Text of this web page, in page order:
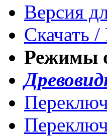
Версия
Скачать /
Режимы